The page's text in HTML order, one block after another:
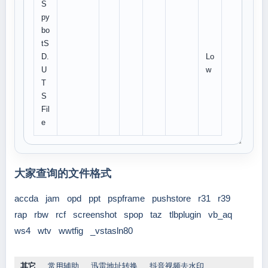
S
py
bo
tS
D.
U
T
S
Fil
e
Lo
w
大家查询的文件格式
accda jam opd ppt pspframe pushstore r31
r39
rap
rbw rcf screenshot spop taz tlbplugin
vb_aq
ws4
wtv wwtfig _vstasln80
其它 常用辅助 迅雷地址转换 抖音视频去水印